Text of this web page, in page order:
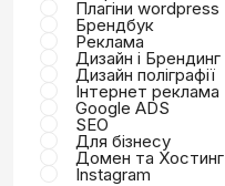
Плагіни wordpress
Брендбук
Реклама
Дизайн і Брендинг
Дизайн поліграфії
Інтернет реклама
Google ADS
SEO
Для бізнесу
Домен та Хостинг
Instagram